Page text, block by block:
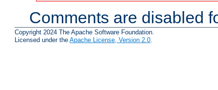
Comments are disabled
Copyright 2024 The Apache Software Foundation.
Licensed under the Apache License, Version 2.0.